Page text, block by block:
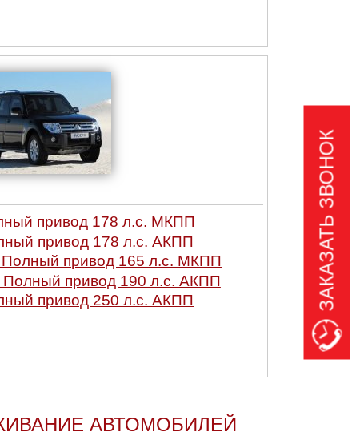
привод 178 л.с. МКПП
привод 178 л.с. АКПП
Полный привод 165 л.с. МКПП
Полный привод 190 л.с. АКПП
привод 250 л.с. АКПП
АВТОМОБИЛЕЙ
ЗАКАЗАТЬ ЗВОНОК